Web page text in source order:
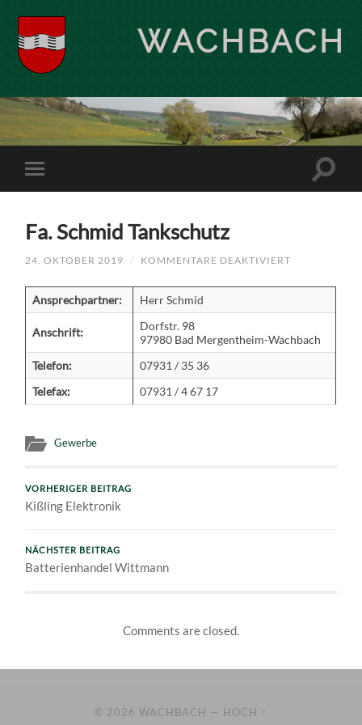
WACHBACH
Fa. Schmid Tankschutz
24. OKTOBER 2019 / KOMMENTARE DEAKTIVIERT
Ansprechpartner: Herr Schmid
Anschrift:
Dorfstr. 98
97980 Bad Mergentheim-Wachbach
Telefon:
07931 / 35 36
Telefax:
07931 / 4 67 17
Gewerbe
VORHERIGER BEITRAG
Kißling Elektronik
NÄCHSTER BEITRAG
Batterienhandel Wittmann
Comments are closed.
© 2026 WACHBACH — HOCH ↑